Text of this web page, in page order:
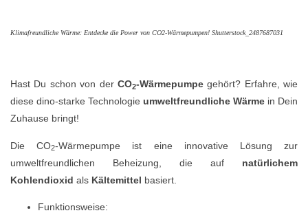
Klimafreundliche Wärme: Entdecke die Power von CO2-Wärmepumpen! Shutterstock_2487687031
Hast Du schon von der CO2-Wärmepumpegehört? Erfahre, wie
diese dino-starke Technologie umweltfreundliche Wärme in Dein
Zuhause bringt!
Die CO2-Wärmepumpe ist eine innovative Lösung zur
umweltfreundlichen Beheizung, die auf natürlichem
Kohlendioxid als Kältemittel basiert.
Funktionsweise: